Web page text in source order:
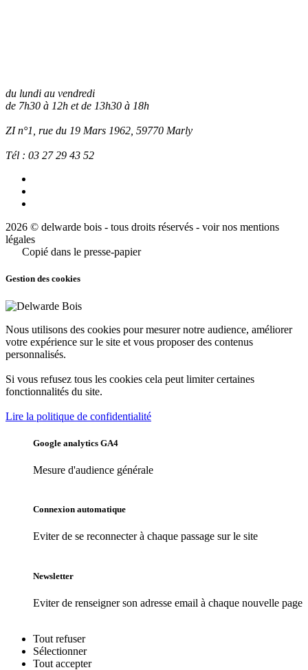
du lundi au vendredi
de 7h30 à 12h et de 13h30 à 18h
ZI n°1, rue du 19 Mars 1962, 59770 Marly
Tél : 03 27 29 43 52
2026 © delwarde bois - tous droits réservés - voir nos mentions
légales
Copié dans le presse-papier
Gestion des cookies
Nous utilisons des cookies pour mesurer notre audience, améliorer
votre expérience sur le site et vous proposer des contenus
personnalisés.
Si vous refusez tous les cookies cela peut limiter certaines
fonctionnalités du site.
Lire la politique de confidentialité
Google analytics GA4
Mesure d'audience générale
Connexion automatique
Eviter de se reconnecter à chaque passage sur le site
Newsletter
Eviter de renseigner son adresse email à chaque nouvelle page
Tout refuser
Sélectionner
Tout accepter